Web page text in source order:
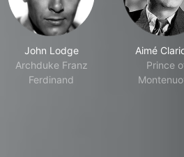
John Lodge
Archduke Franz
Ferdinand
Aimé
Prince